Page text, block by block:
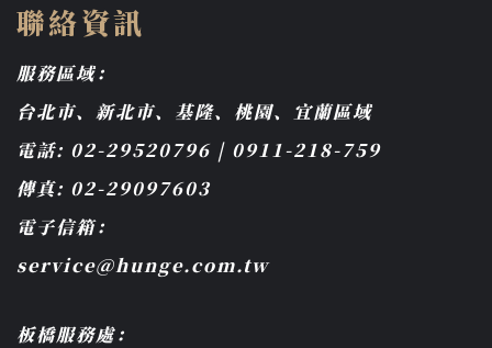
聯絡資訊
服務區域：
台北市、新北市、基隆、桃園、宜蘭區域
電話: 02-29520796 | 0911-218-759
傳真: 02-29097603
電子信箱：
service@hunge.com.tw
板橋服務處：